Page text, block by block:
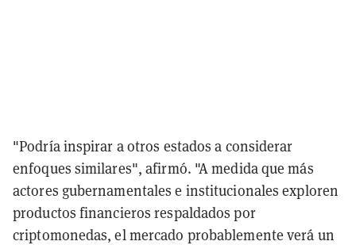
"Podría inspirar a otros estados a considerar
enfoques similares", afirmó. "A medida que más
actores gubernamentales e institucionales exploren
productos financieros respaldados por
criptomonedas, el mercado probablemente verá un